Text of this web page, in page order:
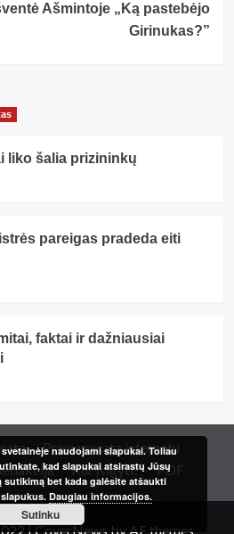
Ašmintoje „Ką pastebėjo
Girinukas?​”
liko šalia prizininkų
pareigas pradeda eiti
faktai ir dažniausiai
Prenumerata internetu
Kur įsigyti? PDF
|CoverNews by AF themes.
naudojami slapukai. Toliau
kad slapukai atsirastų Jūsų
sutikimą bet kada galėsite atšaukti
Daugiau informacijos.
Sutinku